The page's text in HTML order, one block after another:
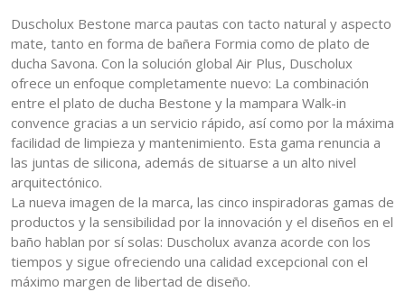
Duscholux Bestone marca pautas con tacto natural y aspecto
mate, tanto en forma de bañera Formia como de plato de
ducha Savona. Con la solución global Air Plus, Duscholux
ofrece un enfoque completamente nuevo: La combinación
entre el plato de ducha Bestone y la mampara Walk-in
convence gracias a un servicio rápido, así como por la máxima
facilidad de limpieza y mantenimiento. Esta gama renuncia a
las juntas de silicona, además de situarse a un alto nivel
arquitectónico.
La nueva imagen de la marca, las cinco inspiradoras gamas de
productos y la sensibilidad por la innovación y el diseños en el
baño hablan por sí solas: Duscholux avanza acorde con los
tiempos y sigue ofreciendo una calidad excepcional con el
máximo margen de libertad de diseño.